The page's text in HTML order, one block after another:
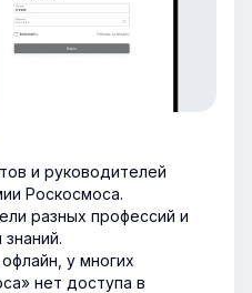
и руководителей
Роскосмоса.
разных профессий и
у многих
нет доступа в